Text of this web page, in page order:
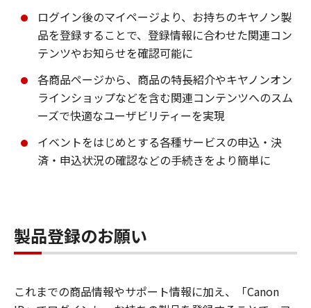
ログイン後のマイページより、お持ちのキヤノン製
品を登録することで、登録情報に合わせた関連コン
テンツやお知らせを確認可能に
各商品ページから、商品の特長紹介やキヤノンオン
ラインショップなどを含む関連コンテンツへのスム
ーズで快適なユーザビリティーを実現
イベントをはじめとする各種サービスの申込・決
済・申込状況の確認などの手続きをより簡単に
製品登録のお願い
これまでの商品情報やサポート情報に加え、「Canon